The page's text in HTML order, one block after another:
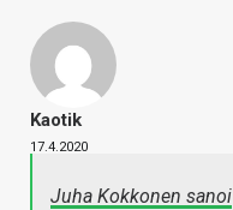
Kaotik
17.4.2020
Juha Kokkonen sanoi